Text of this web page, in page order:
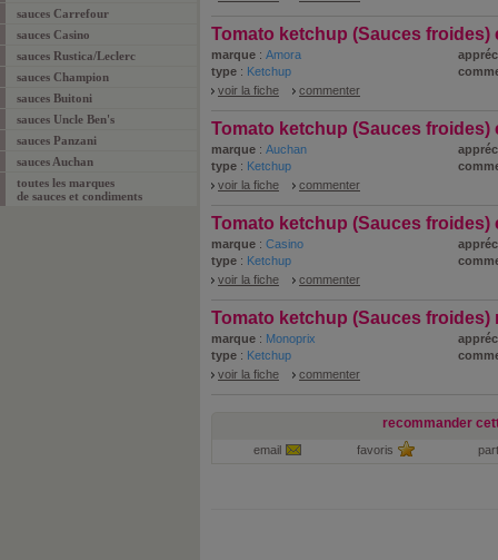
sauces Carrefour
sauces Casino
sauces Rustica/Leclerc
sauces Champion
sauces Buitoni
sauces Uncle Ben's
sauces Panzani
sauces Auchan
toutes les marques
de sauces et condiments
Tomato ketchup (Sauces froides)
marque : Amora
type : Ketchup
voir la fiche
commenter
Tomato ketchup (Sauces froides)
marque : Auchan
type : Ketchup
voir la fiche
commenter
Tomato ketchup (Sauces froides)
marque : Casino
type : Ketchup
voir la fiche
commenter
Tomato ketchup (Sauces froides)
marque : Monoprix
type : Ketchup
voir la fiche
commenter
recommander
email favoris